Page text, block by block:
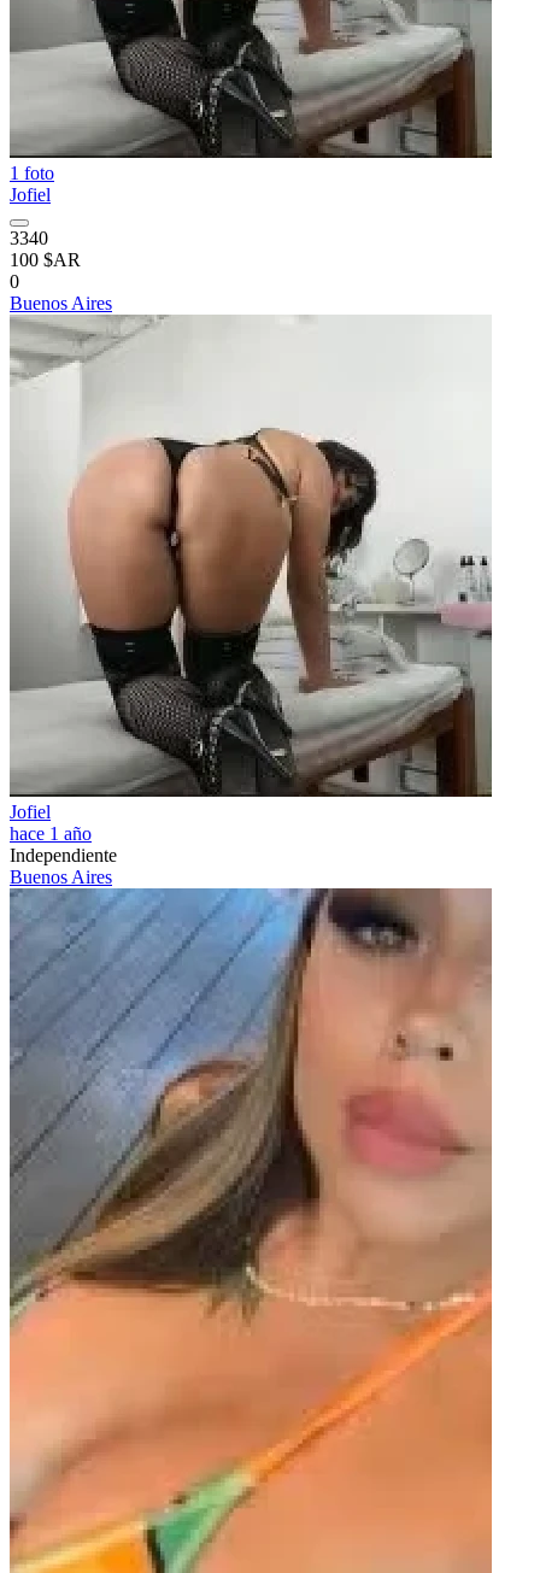
1 foto
Jofiel
3340
100 $AR
0
Buenos Aires
Jofiel
hace 1 año
Independiente
Buenos Aires